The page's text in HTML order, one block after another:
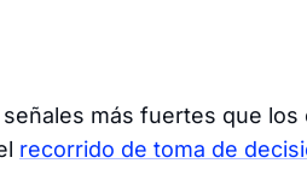
más fuertes que los
recorrido de toma de